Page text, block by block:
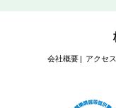
会社概要 アクセス